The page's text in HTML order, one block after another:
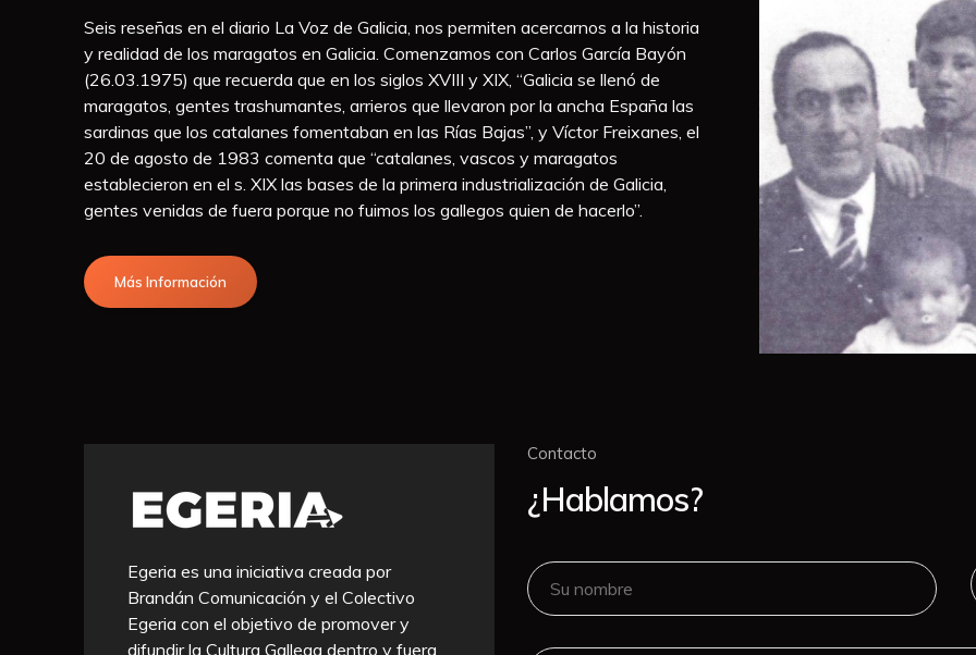
Seis reseñas en el diario La Voz de Galicia, nos permiten acercarnos a la historia
y realidad de los maragatos en Galicia. Comenzamos con Carlos García Bayón
(26.03.1975) que recuerda que en los siglos XVIII y XIX, “Galicia se llenó de
maragatos, gentes trashumantes, arrieros que llevaron por la ancha España las
sardinas que los catalanes fomentaban en las Rías Bajas”, y Víctor Freixanes, el
20 de agosto de 1983 comenta que “catalanes, vascos y maragatos
establecieron en el s. XIX las bases de la primera industrialización de Galicia,
gentes venidas de fuera porque no fuimos los gallegos quien de hacerlo”.
Más Información
Egeria es una iniciativa creada por
Brandán Comunicación y el Colectivo
Egeria con el objetivo de promover y
difundir la Cultura Gallega dentro y fuera
Contacto
¿Hablamos?